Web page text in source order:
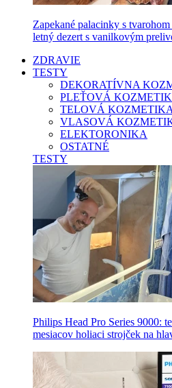
Zapekané palacinky s
letný dezert s vanilkovým
ZDRAVIE
TESTY
DEKORATÍVNA
PLEŤOVÁ
TELOVÁ KOZMETIKA
VLASOVÁ
ELEKTORONIKA
OSTATNÉ
TESTY
Philips Head Pro Series 9000:
mesiacov holiaci strojček na